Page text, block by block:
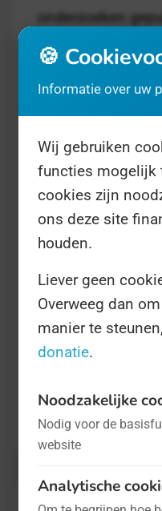
onderzoeken
het één of ander.
gelinkt, wordt het
In dit geval
stelt dat Indo-
van Oekraïense
Moedertaal!
Gerelateerd aan:
De Moedertaal
« Terug naar
🍪
Informatie over uw
Wij gebruiken
functies mogelijk
cookies zijn
ons deze site
houden.
Liever geen
Overweeg dan
manier te steunen,
donatie.
Noodzakelijke
Nodig voor de
website
Analytische